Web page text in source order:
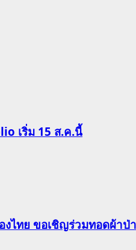
เริ่ม 15 ส.ค.นี้
งไทย ขอเชิญร่วมทอดผ้